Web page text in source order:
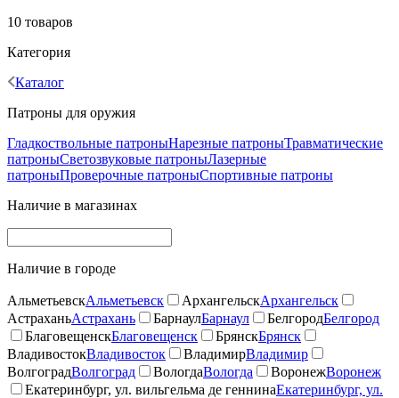
10 товаров
Категория
Каталог
Патроны для оружия
Гладкоствольные патроныНарезные патроныТравматические
патроныСветозвуковые патроныЛазерные
патроныПроверочные патроныСпортивные патроны
Наличие в магазинах
Наличие в городе
АльметьевскАльметьевск АрхангельскАрхангельск
АстраханьАстрахань БарнаулБарнаул БелгородБелгород
БлаговещенскБлаговещенск БрянскБрянск
ВладивостокВладивосток ВладимирВладимир
ВолгоградВолгоград ВологдаВологда ВоронежВоронеж
Екатеринбург, ул. вильгельма де геннинаЕкатеринбург, ул.